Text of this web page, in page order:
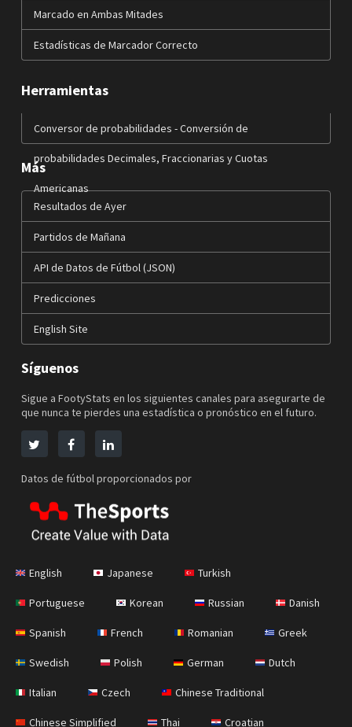
Marcado en Ambas Mitades
Estadísticas de Marcador Correcto
Herramientas
Conversor de probabilidades - Conversión de
probabilidades Decimales, Fraccionarias y Cuotas
Americanas
Más
Resultados de Ayer
Partidos de Mañana
API de Datos de Fútbol (JSON)
Predicciones
English Site
Síguenos
Sigue a FootyStats en los siguientes canales para asegurarte de
que nunca te pierdes una estadística o pronóstico en el futuro.
Datos de fútbol proporcionados por
English Japanese Turkish
Portuguese Korean Russian Danish
Spanish French Romanian Greek
Swedish Polish German Dutch
Italian Czech Chinese Traditional
Chinese Simplified Thai Croatian